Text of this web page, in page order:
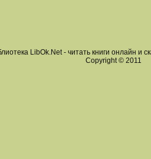
LibOk.Net - читать книги онлайн и
Copyright © 2011